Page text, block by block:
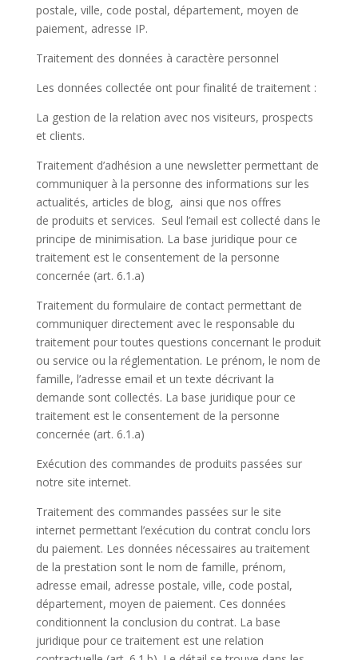
postale, ville, code postal, département, moyen de
paiement, adresse IP.
Traitement des données à caractère personnel
Les données collectée ont pour finalité de traitement :
La gestion de la relation avec nos visiteurs, prospects
et clients.
Traitement d’adhésion a une newsletter permettant de
communiquer à la personne des informations sur les
actualités, articles de blog, ainsi que nos offres
de produits et services. Seul l’email est collecté dans le
principe de minimisation. La base juridique pour ce
traitement est le consentement de la personne
concernée (art. 6.1.a)
Traitement du formulaire de contact permettant de
communiquer directement avec le responsable du
traitement pour toutes questions concernant le produit
ou service ou la réglementation. Le prénom, le nom de
famille, l’adresse email et un texte décrivant la
demande sont collectés. La base juridique pour ce
traitement est le consentement de la personne
concernée (art. 6.1.a)
Exécution des commandes de produits passées sur
notre site internet.
Traitement des commandes passées sur le site
internet permettant l’exécution du contrat conclu lors
du paiement. Les données nécessaires au traitement
de la prestation sont le nom de famille, prénom,
adresse email, adresse postale, ville, code postal,
département, moyen de paiement. Ces données
conditionnent la conclusion du contrat. La base
juridique pour ce traitement est une relation